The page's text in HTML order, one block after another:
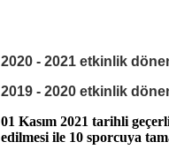
2020 - 2021 etkinlik
2019 - 2020 etkinlik
01 Kasım 2021 tarihli
edilmesi ile 10 sporcuya